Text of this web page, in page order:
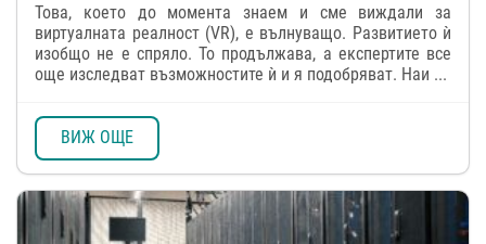
Това, което до момента знаем и сме виждали за
виртуалната реалност (VR), е вълнуващо. Развитието ѝ
изобщо не е спряло. То продължава, a експертите все
още изследват възможностите ѝ и я подобряват. Наи ...
ВИЖ ОЩЕ